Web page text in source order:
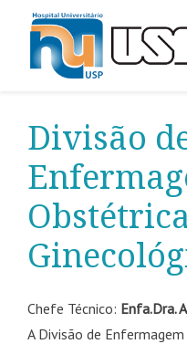
Divisão
Chefe Técnico: Enfa.Dra.
A Divisão de